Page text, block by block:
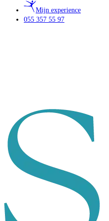
Mijn experience
055 357 55 97